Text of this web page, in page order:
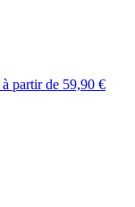
à partir de 59,90 €